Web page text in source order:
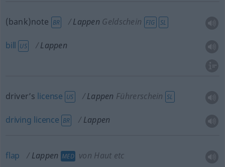
(bank)note BR Lappen Geldschein FIG SL
bill US Lappen
driver’s license US Lappen Führerschein SL
driving licence BR Lappen
flap Lappen MED von Haut etc